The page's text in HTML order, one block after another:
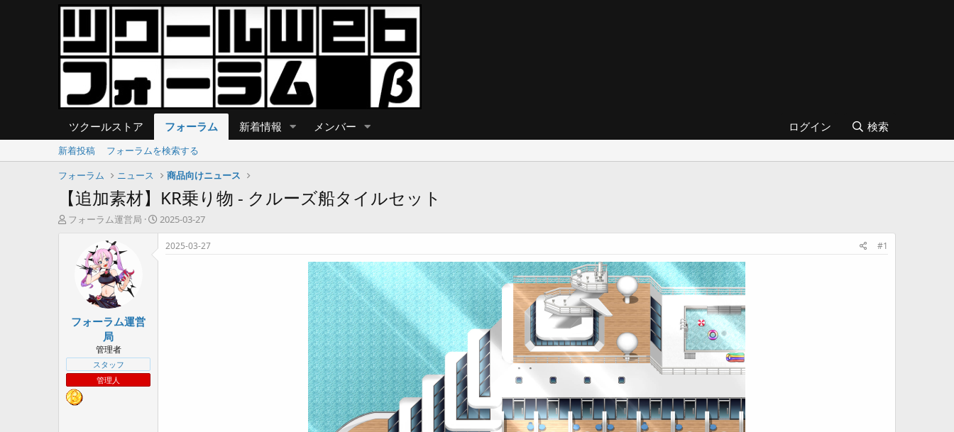
ツクールストア フォーラム 新着情報 メンバー ログイン 検索
新着投稿
フォーラムを検索する
フォーラム
ニュース 商品向けニュース
【追加素材】KR乗り物 - クルーズ船タイルセット
T
a
e
r
フォーラム運営局
開
始
日
2025-03-27
フォーラム運営
局
管理者
スタッフ
管理人
2025-03-27 #1